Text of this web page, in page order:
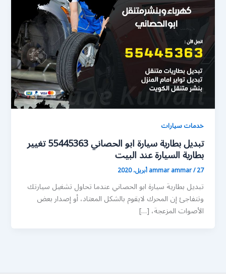
خدمات سيارات
تبديل بطارية سيارة ابو الحصاني 55445363 تغيير
بطارية السيارة عند البيت
ammar ammar/27 أبريل، 2020
تبديل بطارية سيارة ابو الحصاني عندما تحاول تشغيل سيارتك
وتتفاجئ إن المحرك لايقوم بالشكل المعتاد، أو إصدار بعض
الأصوات المزعجة، […]